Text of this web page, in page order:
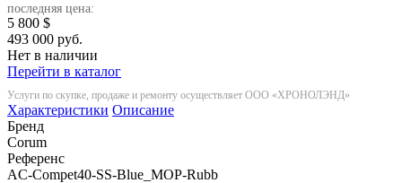
последняя цена:
5 800 $
493 000 руб.
Нет в наличии
Перейти в каталог
Услуги по скупке, продаже и ремонту осуществляет ООО «ХРОНОЛЭНД»
Характеристики Описание
Бренд
Corum
Референс
AC-Compet40-SS-Blue_MOP-Rubb